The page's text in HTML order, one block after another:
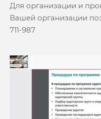
Для организации и
Вашей организации
711-987